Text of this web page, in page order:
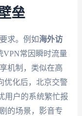
垒
求。例如海外访
VPN常因瞬时流量
机制，类似在高
优化后，北京交警
用户的系统繁忙报
的场景，影音专